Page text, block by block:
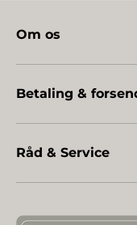
Om os
Betaling &
Råd & Service